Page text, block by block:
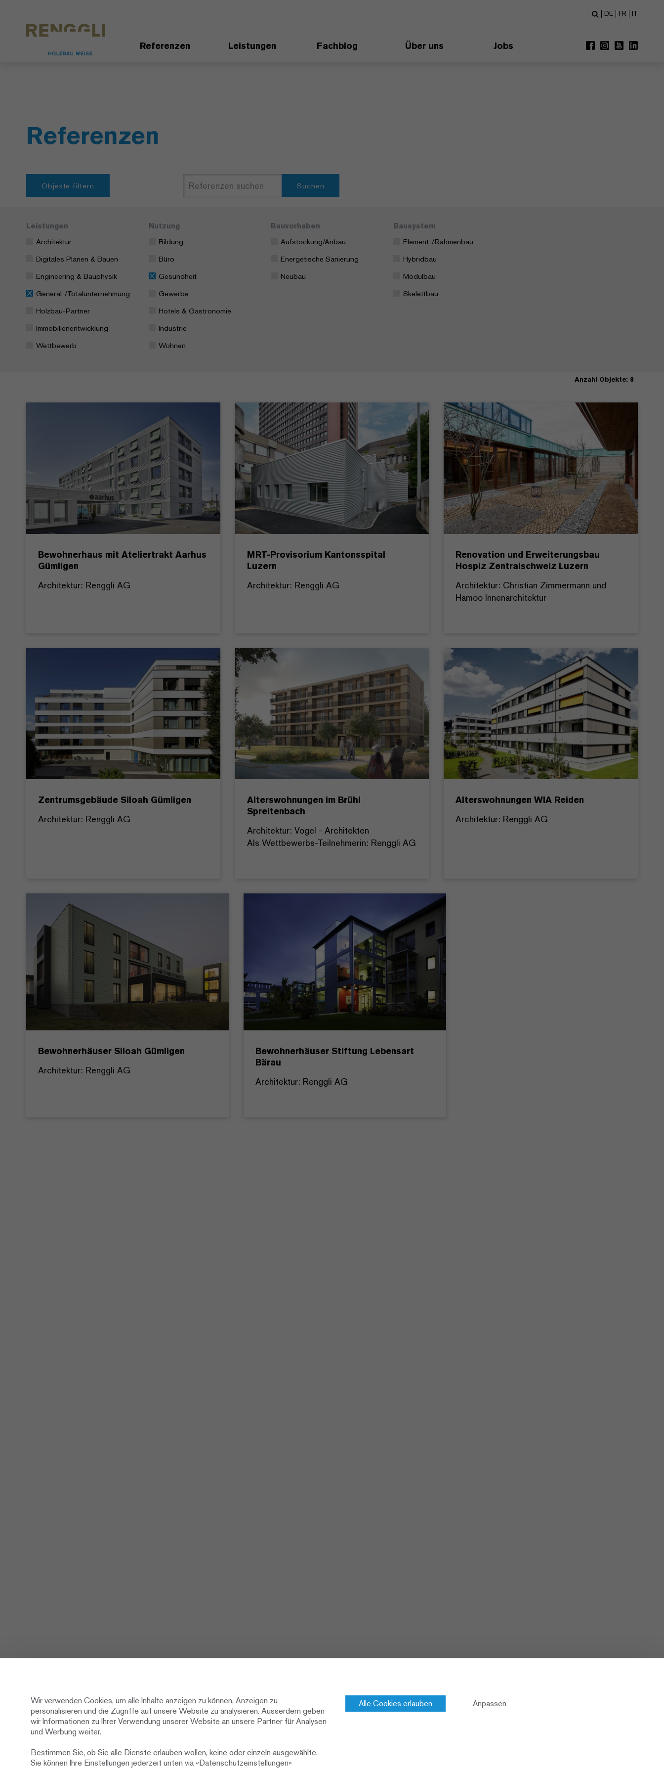
Referenzen Leistungen Fachblog Über uns Jobs
DE FR IT
Referenzen
Objekte filtern Suchen
Leistungen
Architektur
Digitales Planen & Bauen
Engineering & Bauphysik
General-/Totalunternehmung
Holzbau-Partner
Immobilienentwicklung
Wettbewerb
Nutzung
Bildung
Büro
Gesundheit
Gewerbe
Hotels & Gastronomie
Industrie
Wohnen
Bauvorhaben
Aufstockung/Anbau
Energetische Sanierung
Neubau
Bausystem
Element-/Rahmenbau
Hybridbau
Modulbau
Skelettbau
Anzahl Objekte: 8
Bewohnerhaus mit Ateliertrakt Aarhus
Gümligen
Architektur: Renggli AG
MRT-Provisorium Kantonsspital
Luzern
Architektur: Renggli AG
Renovation und Erweiterungsbau
Hospiz Zentralschweiz Luzern
Architektur: Christian Zimmermann und
Hamoo Innenarchitektur
Zentrumsgebäude Siloah Gümligen
Architektur: Renggli AG
Alterswohnungen im Brühl
Spreitenbach
Architektur: Vogel - Architekten
Als Wettbewerbs-Teilnehmerin: Renggli AG
Alterswohnungen WIA Reiden
Architektur: Renggli AG
Bewohnerhäuser Siloah Gümligen
Architektur: Renggli AG
Bewohnerhäuser Stiftung Lebensart
Bärau
Architektur: Renggli AG
Wir verwenden Cookies, um alle Inhalte anzeigen zu können, Anzeigen zu
personalisieren und die Zugriffe auf unsere Website zu analysieren. Ausserdem geben
wir Informationen zu Ihrer Verwendung unserer Website an unsere Partner für Analysen
und Werbung weiter.
Bestimmen Sie, ob Sie alle Dienste erlauben wollen, keine oder einzeln ausgewählte.
Sie können Ihre Einstellungen jederzeit unten via «Datenschutzeinstellungen»
Alle Cookies erlauben Anpassen